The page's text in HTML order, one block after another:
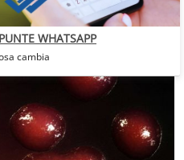
WHATSAPP
cambia